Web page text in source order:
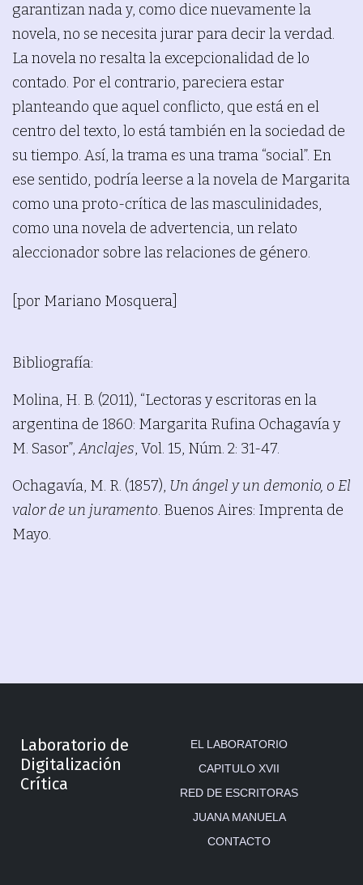
garantizan nada y, como dice nuevamente la
novela, no se necesita jurar para decir la verdad.
La novela no resalta la excepcionalidad de lo
contado. Por el contrario, pareciera estar
planteando que aquel conflicto, que está en el
centro del texto, lo está también en la sociedad de
su tiempo. Así, la trama es una trama “social”. En
ese sentido, podría leerse a la novela de Margarita
como una proto-crítica de las masculinidades,
como una novela de advertencia, un relato
aleccionador sobre las relaciones de género.
[por Mariano Mosquera]
Bibliografía:
Molina, H. B. (2011), “Lectoras y escritoras en la
argentina de 1860: Margarita Rufina Ochagavía y
M. Sasor”,Anclajes, Vol. 15, Núm. 2: 31-47.
Ochagavía, M. R. (1857), Un ángel y un demonio, o El
valor de un juramento. Buenos Aires: Imprenta de
Mayo.
Laboratorio de
Digitalización
Crítica
EL LABORATORIO
CAPITULO XVII
RED DE ESCRITORAS
JUANA MANUELA
CONTACTO